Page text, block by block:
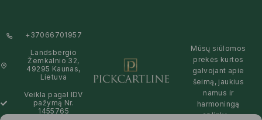
+37066701957
Landsbergio
Žemkalnio 32,
49295 Kaunas,
Lietuva
Veikla pagal IDV
pažymą Nr.
1455765
Mūsų siūlomos
prekės kurtos
galvojant apie
šeimą, jaukius
namus ir
harmoningą
aplinką –